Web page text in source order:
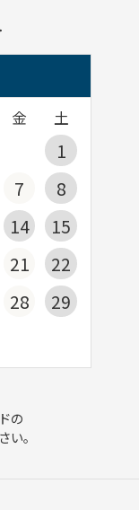
金 土
1
7
8
14
15
21
22
28
29
の
い。